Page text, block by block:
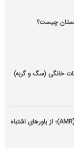
چیست؟
خانگی (سگ و گربه)
راهنمای جامع مقاومت آنتی بیوتیکی (َAMR)؛ از باورهای اشتباه